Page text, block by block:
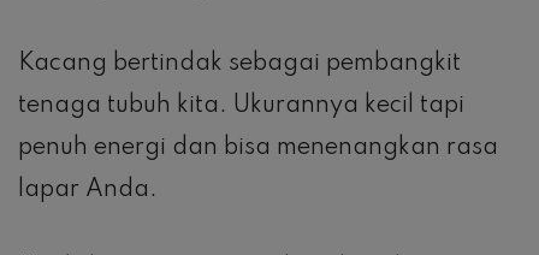
Kacang bertindak sebagai pembangkit
tenaga tubuh kita. Ukurannya kecil tapi
penuh energi dan bisa menenangkan rasa
lapar Anda.